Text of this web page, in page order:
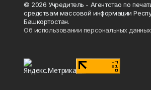
© 2026 Учредитель - Агентство по
средствам массовой информации
Башкортостан.
Об использовании персональных данных